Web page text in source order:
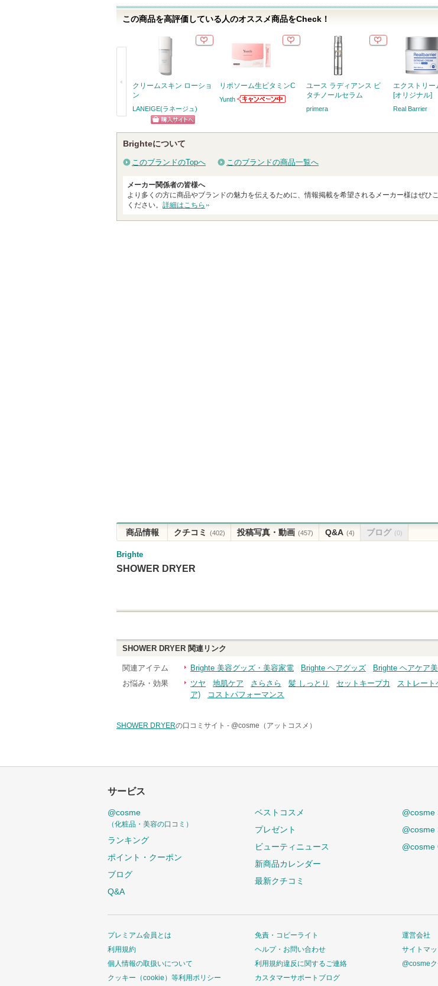
この商品を高評価している人のオススメ商品をCheck！
る
クリームスキン ローショ
ン
LANEIGE(ラネージュ)
ショッピン
グサイトへ
リポソーム生ビタミンC
Yunth
ユース ラディアンス ビ
タチノールセラム
primera
エクストリー
[オリジナル]
Real Barrier
Brighteについて
このブランドのTopへ このブランドの商品一覧へ
メーカー関係者の皆様へ
より多くの方に商品やブランドの魅力を伝えるために、情報掲載を希望されるメーカー様はぜひ
ください。 詳細はこちら
商品情報 クチコミ (402) 投稿写真・動画 (457) Q&A (4) ブログ (0)
Brighte
SHOWER DRYER
SHOWER DRYER 関連リンク
関連アイテム Brighte 美容グッズ・美容家電 Brighte ヘアグッズ
Brighte ヘアケア
お悩み・効果
ツヤ 地肌ケア さらさら 髪 しっとり セットキープ力 ストレート
ア)
コストパフォーマンス
SHOWER DRYERの口コミサイト - @cosme（アットコスメ）
サービス
@cosme
（化粧品・美容の口コミ）
ランキング
ポイント・クーポン
ブログ
Q&A
ベストコスメ
プレゼント
ビューティニュース
新商品カレンダー
最新クチコミ
@cosme
@cosme
@cosme
プレミアム会員とは
利用規約
個人情報の取扱いについて
クッキー（cookie）等利用ポリシー
免責・コピーライト
ヘルプ・お問い合わせ
利用規約違反に関するご連絡
カスタマーサポートブログ
運営会社
サイトマ
@cosme